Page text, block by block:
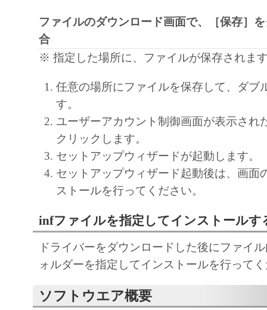
as expressly provided herein, no license or
implied, is hereby conveyed or granted by
intellectual property of Canon and its licensors.
You agree to comply with all export laws and
regulations of the country involved, and not to
export, directly or indirectly, the SOFTWARE
such laws, restrictions and regulations, or
approvals.
6. SUPPORT AND UPDATE
NEITHER CANON, CANON'S
AFFILIATES, THEIR DISTRIBUTORS, OR
CANON'S LICENSORS ARE
MAINTAINING OR HELPING YOU TO
SOFTWARE, OR PROVIDING YOU WITH
FIXES OR SUPPORT FOR THE
7. DISCLAIMER OF WARRANTIES AND
ファイルのダウンロード画面で、［保存］
合
※ 指定した場所に、ファイルが保存されま
任意の場所にファイルを保存して、ダブ
す。
ユーザーアカウント制御画面が表示され
クリックします。
セットアップウィザードが起動します。
セットアップウィザード起動後は、画面
ストールを行ってください。
infファイルを指定してインストールす
ドライバーをダウンロードした後にファイ
ォルダーを指定してインストールを行って
ソフトウエア概要